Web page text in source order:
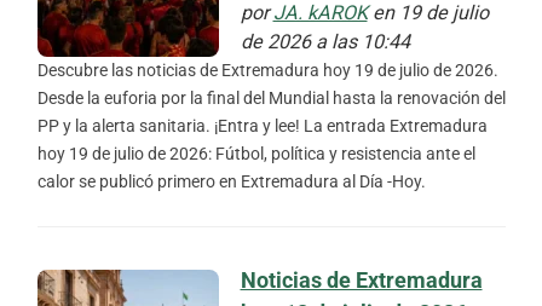
porJA. kAROKen 19 de julio
de 2026 a las 10:44
Descubre las noticias de Extremadura hoy 19 de julio de 2026.
Desde la euforia por la final del Mundial hasta la renovación del
PP y la alerta sanitaria. ¡Entra y lee! La entrada Extremadura
hoy 19 de julio de 2026: Fútbol, política y resistencia ante el
calor se publicó primero en Extremadura al Día -Hoy.
Noticias de Extremadura